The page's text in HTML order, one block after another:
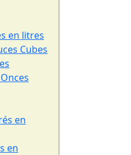
en litres
Cubes
en
en